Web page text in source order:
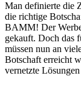
Man definierte die
die richtige
BAMM! Der
gekauft. Doch das
müssen nun an
Botschaft erreicht
vernetzte